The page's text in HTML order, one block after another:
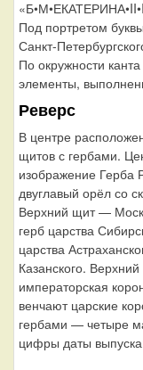
Под портретом
Санкт-
По окружности
элементы,
Реверс
В центре
щитов с гербами.
изображение Герба
двуглавый орёл со
Верхний щит —
герб царства
царства
Казанского.
императорская
венчают царские
гербами — четыре
цифры даты